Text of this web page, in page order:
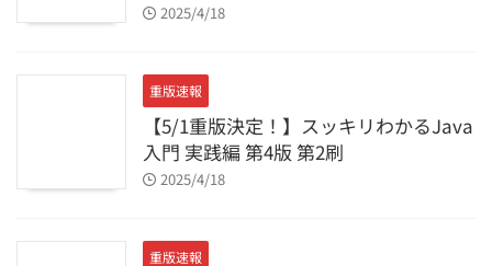
2025/4/18
重版速報
【5/1重版決定！】スッキリわかるJava
入門 実践編 第4版 第2刷
2025/4/18
重版速報